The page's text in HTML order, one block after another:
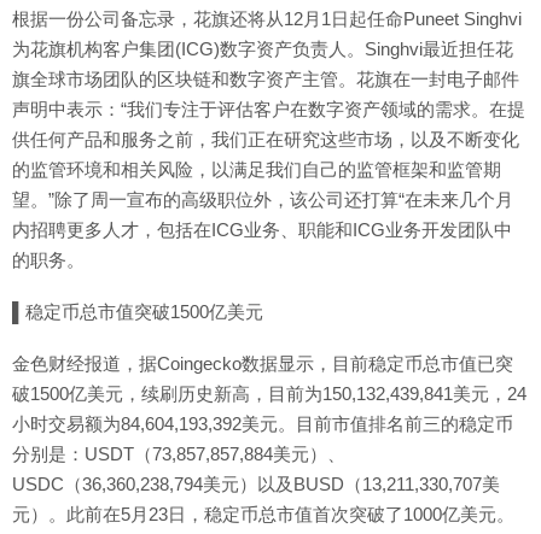
根据一份公司备忘录，花旗还将从12月1日起任命Puneet Singhvi
为花旗机构客户集团(ICG)数字资产负责人。Singhvi最近担任花
旗全球市场团队的区块链和数字资产主管。花旗在一封电子邮件
声明中表示：“我们专注于评估客户在数字资产领域的需求。在提
供任何产品和服务之前，我们正在研究这些市场，以及不断变化
的监管环境和相关风险，以满足我们自己的监管框架和监管期
望。”除了周一宣布的高级职位外，该公司还打算“在未来几个月
内招聘更多人才，包括在ICG业务、职能和ICG业务开发团队中
的职务。
▌稳定币总市值突破1500亿美元
金色财经报道，据Coingecko数据显示，目前稳定币总市值已突
破1500亿美元，续刷历史新高，目前为150,132,439,841美元，24
小时交易额为84,604,193,392美元。目前市值排名前三的稳定币
分别是：USDT（73,857,857,884美元）、
USDC（36,360,238,794美元）以及BUSD（13,211,330,707美
元）。此前在5月23日，稳定币总市值首次突破了1000亿美元。